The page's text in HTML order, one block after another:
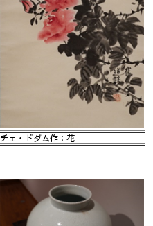
チェ・ドダム作：花